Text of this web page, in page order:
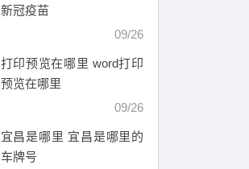
新冠疫苗
09/26
打印预览在哪里 word打印
预览在哪里
09/26
宜昌是哪里 宜昌是哪里的
车牌号